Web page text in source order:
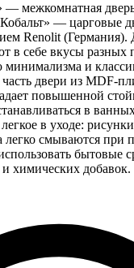
— межкомнатная
— царговые
Renolit (Германия).
в себе вкусы разных
минимализма и
часть двери из MDF-
повышенной
в
в уходе:
легко смываются
бытовые
химических добавок.